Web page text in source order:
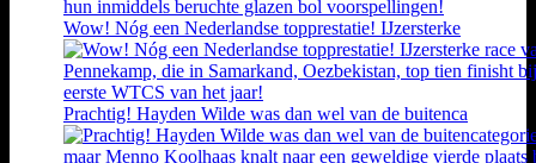
Wow! Nóg een Nederlandse topprestatie! IJzersterke
Prachtig! Hayden Wilde was dan wel van de buitenca